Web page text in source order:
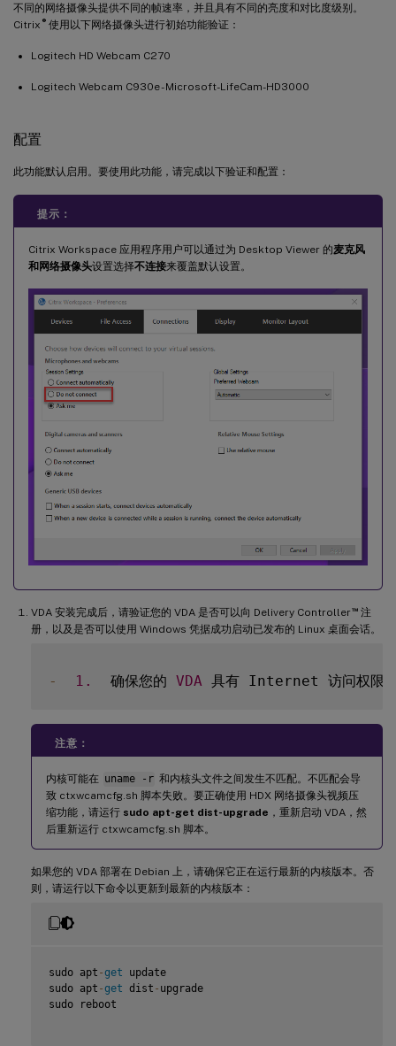
不同的网络摄像头提供不同的帧速率，并且具有不同的亮度和对比度级别。
Citrix ®使用以下网络摄像头进行初始功能验证：
Logitech HD Webcam C270
Logitech Webcam C930e - Microsoft-LifeCam-HD3000
配置
此功能默认启用。要使用此功能，请完成以下验证和配置：
提示：
Citrix Workspace 应用程序用户可以通过为 Desktop Viewer 的麦克风
和网络摄像头设置选择不连接来覆盖默认设置。
VDA 安装完成后，请验证您的 VDA 是否可以向 Delivery Controller™注
册，以及是否可以使用 Windows 凭据成功启动已发布的 Linux 桌面会话。
- 1.
  确保您的
VDA 具有 Internet 访问权限
注意：
内核可能在 uname -r 和内核头文件之间发生不匹配。不匹配会导
致 ctxwcamcfg.sh 脚本失败。要正确使用 HDX 网络摄像头视频压
缩功能，请运行 sudo apt-get dist-upgrade ，重新启动 VDA，然
后重新运行 ctxwcamcfg.sh 脚本。
如果您的 VDA 部署在 Debian 上，请确保它正在运行最新的内核版本。否
则，请运行以下命令以更新到最新的内核版本：
sudo apt -get update
sudo apt -get dist - upgrade
sudo reboot